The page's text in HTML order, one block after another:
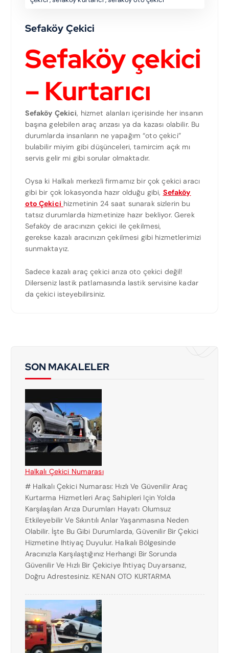
Sefaköy Çekici
Sefaköy çekici
– Kurtarıcı
Sefaköy Çekici, hizmet alanları içerisinde her insanın
başına gelebilen araç arızası ya da kazası olabilir. Bu
durumlarda insanların ne yapağım “oto çekici”
bulabilir miyim gibi düşünceleri, tamircim açık mı
servis gelir mi gibi sorular olmaktadır.
Oysa ki Halkalı merkezli firmamız bir çok çekici aracı
gibi bir çok lokasyonda hazır olduğu gibi, Sefaköy
oto Çekici hizmetinin 24 saat sunarak sizlerin bu
tatsız durumlarda hizmetinize hazır bekliyor. Gerek
Sefaköy de aracınızın çekici ile çekilmesi,
gerekse kazalı aracınızın çekilmesi gibi hizmetlerimizi
sunmaktayız.
Sadece kazalı araç çekici arıza oto çekici değil!
Dilerseniz lastik patlamasında lastik servisine kadar
da çekici isteyebilirsiniz.
SON MAKALELER
Halkalı Çekici Numarası
# Halkalı Çekici Numarası: Hızlı Ve Güvenilir Araç
Kurtarma Hizmetleri Araç Sahipleri Için Yolda
Karşılaşılan Arıza Durumları Hayatı Olumsuz
Etkileyebilir Ve Sıkıntılı Anlar Yaşanmasına Neden
Olabilir. İşte Bu Gibi Durumlarda, Güvenilir Bir Çekici
Hizmetine Ihtiyaç Duyulur. Halkalı Bölgesinde
Aracınızla Karşılaştığınız Herhangi Bir Sorunda
Güvenilir Ve Hızlı Bir Çekiciye Ihtiyaç Duyarsanız,
Doğru Adrestesiniz. KENAN OTO KURTARMA